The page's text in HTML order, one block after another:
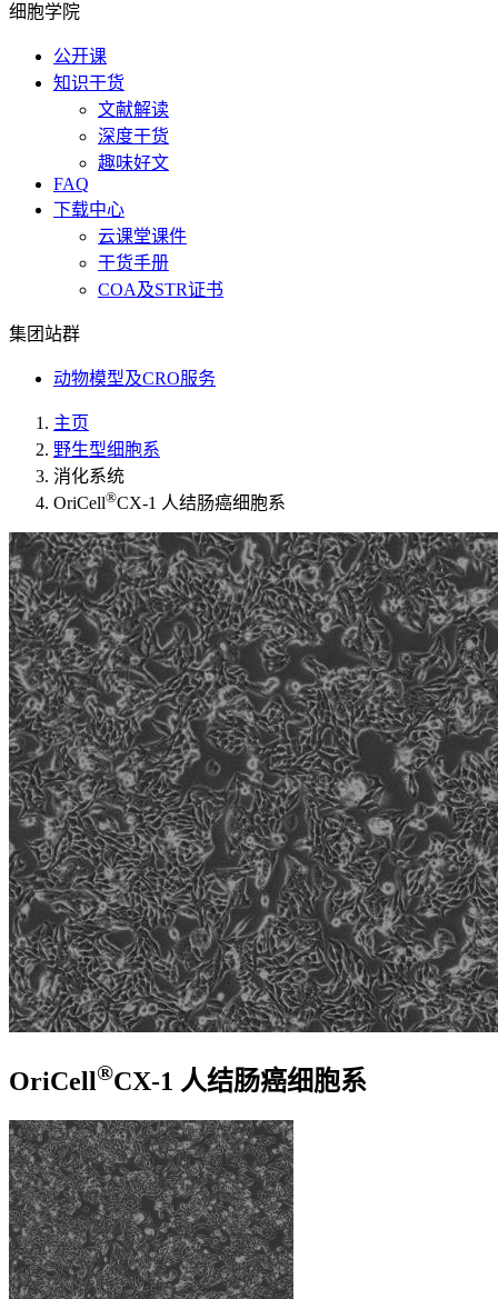
细胞学院
公开课
知识干货
文献解读
深度干货
趣味好文
FAQ
下载中心
云课堂课件
干货手册
COA及STR证书
集团站群
动物模型及CRO服务
主页
野生型细胞系
消化系统
OriCell®CX-1 人结肠癌细胞系
OriCell®CX-1 人结肠癌细胞系